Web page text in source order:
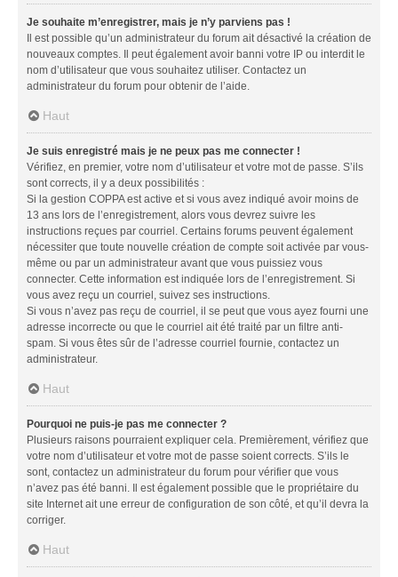
Je souhaite m’enregistrer, mais je n’y parviens pas !
Il est possible qu’un administrateur du forum ait désactivé la création de
nouveaux comptes. Il peut également avoir banni votre IP ou interdit le
nom d’utilisateur que vous souhaitez utiliser. Contactez un
administrateur du forum pour obtenir de l’aide.
Haut
Je suis enregistré mais je ne peux pas me connecter !
Vérifiez, en premier, votre nom d’utilisateur et votre mot de passe. S’ils
sont corrects, il y a deux possibilités :
Si la gestion COPPA est active et si vous avez indiqué avoir moins de
13 ans lors de l’enregistrement, alors vous devrez suivre les
instructions reçues par courriel. Certains forums peuvent également
nécessiter que toute nouvelle création de compte soit activée par vous-
même ou par un administrateur avant que vous puissiez vous
connecter. Cette information est indiquée lors de l’enregistrement. Si
vous avez reçu un courriel, suivez ses instructions.
Si vous n’avez pas reçu de courriel, il se peut que vous ayez fourni une
adresse incorrecte ou que le courriel ait été traité par un filtre anti-
spam. Si vous êtes sûr de l’adresse courriel fournie, contactez un
administrateur.
Haut
Pourquoi ne puis-je pas me connecter ?
Plusieurs raisons pourraient expliquer cela. Premièrement, vérifiez que
votre nom d’utilisateur et votre mot de passe soient corrects. S’ils le
sont, contactez un administrateur du forum pour vérifier que vous
n’avez pas été banni. Il est également possible que le propriétaire du
site Internet ait une erreur de configuration de son côté, et qu’il devra la
corriger.
Haut